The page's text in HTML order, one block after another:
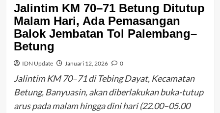
Jalintim KM 70–71 Betung Ditutup
Malam Hari, Ada Pemasangan
Balok Jembatan Tol Palembang–
Betung
IDN Update Januari 12, 2026 0
Jalintim KM 70–71 di Tebing Dayat, Kecamatan
Betung, Banyuasin, akan diberlakukan buka-tutup
arus pada malam hingga dini hari (22.00–05.00